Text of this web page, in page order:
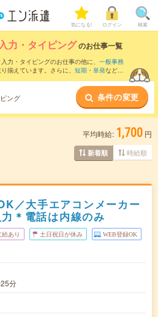
気になる! ログイン 検索
力・タイピングのお仕事一覧
力・タイピングのお仕事の他に、 一般事務
揃えています。さらに、 短期 ・ 単発などの
ング 条件の変更
平均時給: 1,700 円
新着順 時給順
／大手エアコンメーカー
＊電話は内線のみ
あり 土日祝日が休み WEB登録OK
分